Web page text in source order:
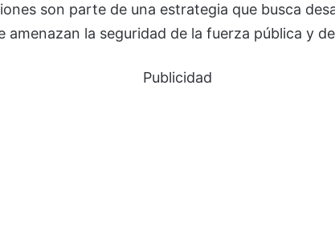
son parte de una estrategia que busca
amenazan la seguridad de la fuerza pública y
Publicidad